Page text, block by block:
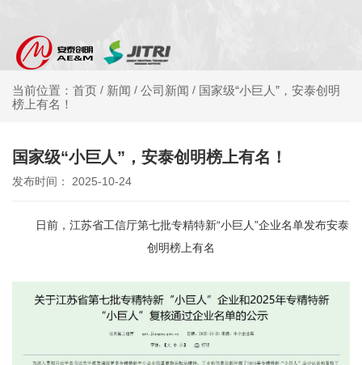
当前位置：首页 / 新闻 / 公司新闻 / 国家级“小巨人”，安泰创明
榜上有名！
国家级“小巨人”，安泰创明榜上有名！
发布时间： 2025-10-24
日前，江苏省工信厅第七批专精特新“小巨人”企业名单发布安泰
创明榜上有名